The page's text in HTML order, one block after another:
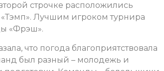
строчке расположились
Лучшим игроком турнира
«Фрэш».
что погода благоприятствовала
был разный – молодежь и